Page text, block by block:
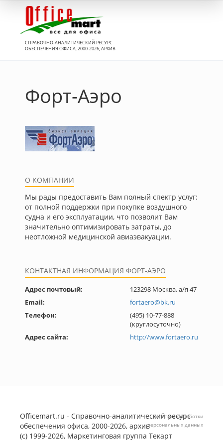
СПРАВОЧНО-АНАЛИТИЧЕСКИЙ РЕСУРС
ОБЕСПЕЧЕНИЯ ОФИСА, 2000-2026, АРХИВ
Форт-Аэро
О КОМПАНИИ
Мы рады предоставить Вам полный спектр услуг:
от полной поддержки при покупке воздушного
судна и его эксплуатации, что позволит Вам
значительно оптимизировать затраты, до
неотложной медицинской авиаэвакуации.
КОНТАКТНАЯ ИНФОРМАЦИЯ ФОРТ-АЭРО
Адрес почтовый:
123298 Москва, а/я 47
Email:
fortaero@bk.ru
Телефон:
(495) 10-77-888
(круглосуточно)
Адрес сайта:
http://www.fortaero.ru
Officemart.ru - Справочно-аналитический ресурс
обеспечения офиса, 2000-2026, архив
(с) 1999-2026, Маркетинговая группа Текарт
Политика обработки
персональных данных